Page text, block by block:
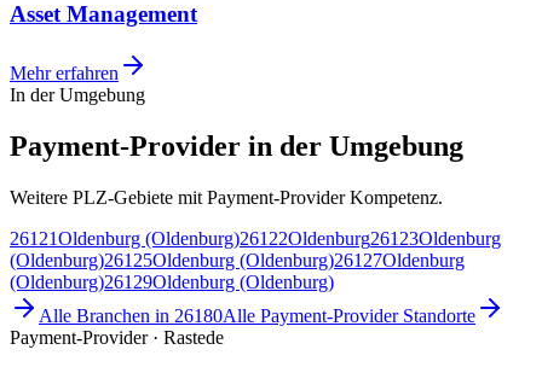
Asset Management
Mehr erfahren
In der Umgebung
Payment-Provider in der Umgebung
Weitere PLZ-Gebiete mit Payment-Provider Kompetenz.
26121Oldenburg (Oldenburg)26122Oldenburg26123Oldenburg
(Oldenburg)26125Oldenburg (Oldenburg)26127Oldenburg
(Oldenburg)26129Oldenburg (Oldenburg)
Alle Branchen in 26180Alle Payment-ProviderStandorte
Payment-Provider · Rastede